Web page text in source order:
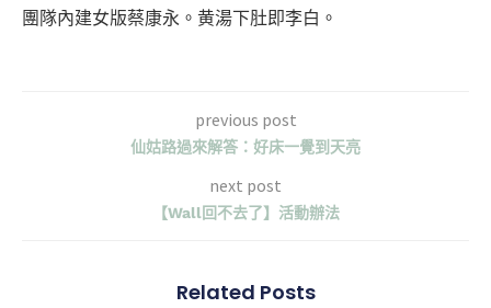
團隊內建女版蔡康永。黄湯下肚即李白。
previous post
仙姑路過來解答：好床一覺到天亮
next post
【Wall回不去了】活動辦法
Related Posts